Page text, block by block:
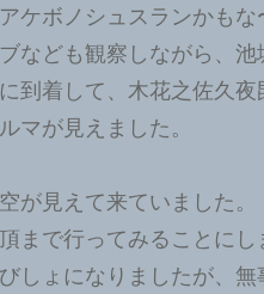
ケボノシュスランかもな
なども観察しながら、池
到着して、木花之佐久夜
マが見えました。
が見えて来ていました。
まで行ってみることにし
しょになりましたが、